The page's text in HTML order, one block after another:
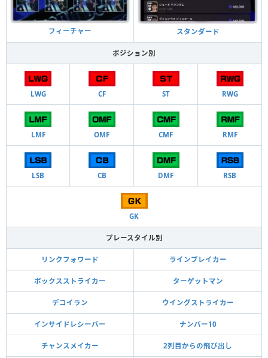
フィーチャー スタンダード
ポジション別
LWG CF ST RWG
LMF OMF CMF RMF
LSB CB DMF RSB
GK
プレースタイル別
リンクフォワード ラインブレイカー
ボックスストライカー ターゲットマン
デコイラン ウイングストライカー
インサイドレシーバー ナンバー10
チャンスメイカー 2列目からの飛び出し